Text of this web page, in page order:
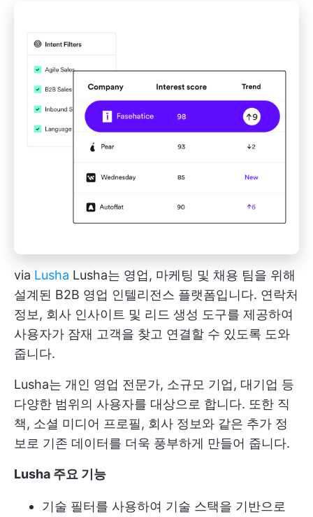
via Lusha Lusha는 영업, 마케팅 및 채용 팀을 위해
설계된 B2B 영업 인텔리전스 플랫폼입니다. 연락처
정보, 회사 인사이트 및 리드 생성 도구를 제공하여
사용자가 잠재 고객을 찾고 연결할 수 있도록 도와
줍니다.
Lusha는 개인 영업 전문가, 소규모 기업, 대기업 등
다양한 범위의 사용자를 대상으로 합니다. 또한 직
책, 소셜 미디어 프로필, 회사 정보와 같은 추가 정
보로 기존 데이터를 더욱 풍부하게 만들어 줍니다.
Lusha 주요 기능
기술 필터를 사용하여 기술 스택을 기반으로